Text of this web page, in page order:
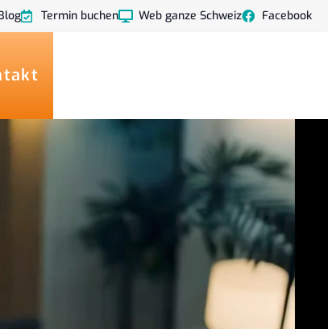
Termin buchen Web ganze Schweiz Facebook